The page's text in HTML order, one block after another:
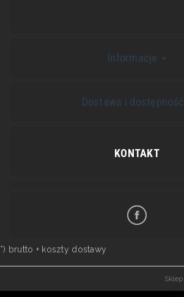
Informacje
Dostawa i dostępność
KONTAKT
*) brutto + koszty dostawy